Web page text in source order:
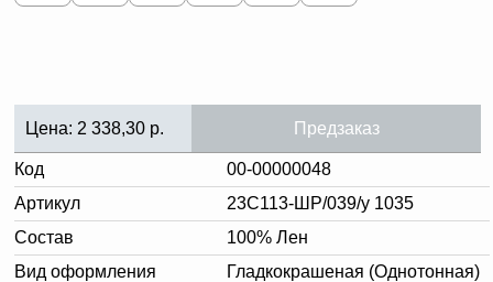
Цена: 2 338,30 р. Предзаказ
Код
00-00000048
Артикул
23С113-ШР/039/у 1035
Состав
100% Лен
Вид оформления
Гладкокрашеная (Однотонная)